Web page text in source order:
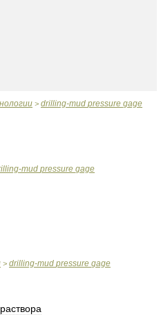
> drilling-mud pressure gage
-mud pressure gage
> drilling-mud pressure gage
раствора